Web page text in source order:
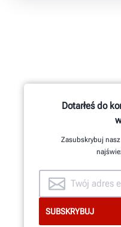
Dotarłeś do
Zasubskrybuj